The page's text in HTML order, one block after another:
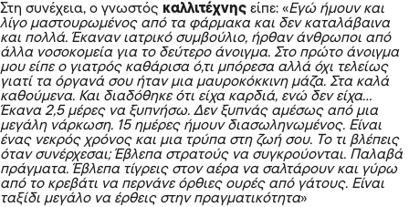
Στη συνέχεια, ο γνωστός καλλιτέχνης είπε: «Εγώ ήμουν και
λίγο μαστουρωμένος από τα φάρμακα και δεν καταλάβαινα
και πολλά. Έκαναν ιατρικό συμβούλιο, ήρθαν άνθρωποι από
άλλα νοσοκομεία για το δεύτερο άνοιγμα. Στο πρώτο άνοιγμα
μου είπε ο γιατρός καθάρισα ό,τι μπόρεσα αλλά όχι τελείως
γιατί τα όργανά σου ήταν μια μαυροκόκκινη μάζα. Στα καλά
καθούμενα. Και διαδόθηκε ότι είχα καρδιά, ενώ δεν είχα…
Έκανα 2,5 μέρες να ξυπνήσω. Δεν ξυπνάς αμέσως από μια
μεγάλη νάρκωση. 15 ημέρες ήμουν διασωληνωμένος. Είναι
ένας νεκρός χρόνος και μια τρύπα στη ζωή σου. Το τι βλέπεις
όταν συνέρχεσαι; Έβλεπα στρατούς να συγκρούονται. Παλαβά
πράγματα. Έβλεπα τίγρεις στον αέρα να σαλτάρουν και γύρω
από το κρεβάτι να περνάνε όρθιες ουρές από γάτους. Είναι
ταξίδι μεγάλο να έρθεις στην πραγματικότητα»